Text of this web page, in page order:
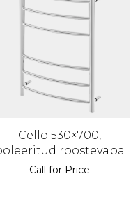
Cello 530×700,
roostevaba
Call for Price